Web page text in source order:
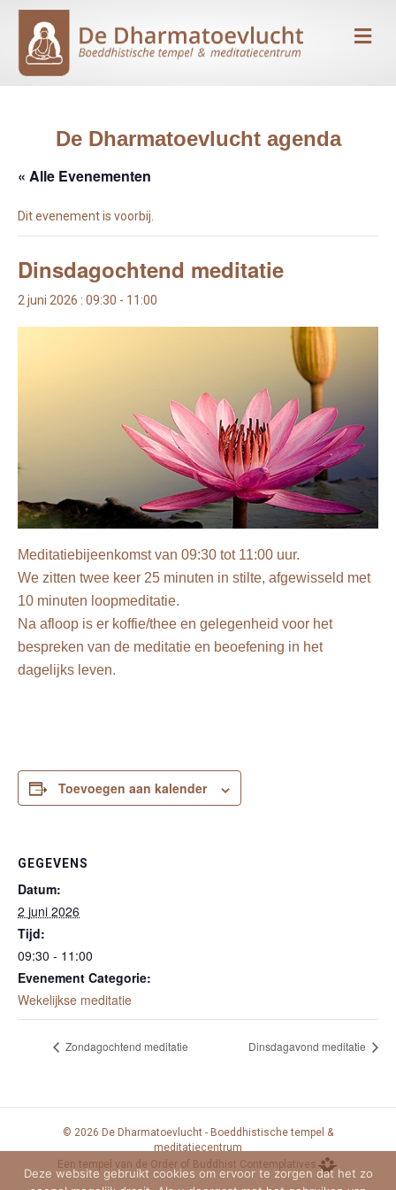
De Dharmatoevlucht agenda
« Alle Evenementen
Dit evenement is voorbij.
Dinsdagochtend meditatie
2 juni 2026 : 09:30 - 11:00
Meditatiebijeenkomst van 09:30 tot 11:00 uur.
We zitten twee keer 25 minuten in stilte, afgewisseld met
10 minuten loopmeditatie.
Na afloop is er koffie/thee en gelegenheid voor het
bespreken van de meditatie en beoefening in het
dagelijks leven.
Toevoegen aan kalender
GEGEVENS
Datum:
2 juni 2026
Tijd:
09:30 - 11:00
Evenement Categorie:
Wekelijkse meditatie
Zondagochtend meditatie Dinsdagavond meditatie
© 2026 De Dharmatoevlucht - Boeddhistische tempel &
meditatiecentrum
Een tempel van de Order of Buddhist Contemplatives
Deze website gebruikt cookies om ervoor te zorgen dat het zo